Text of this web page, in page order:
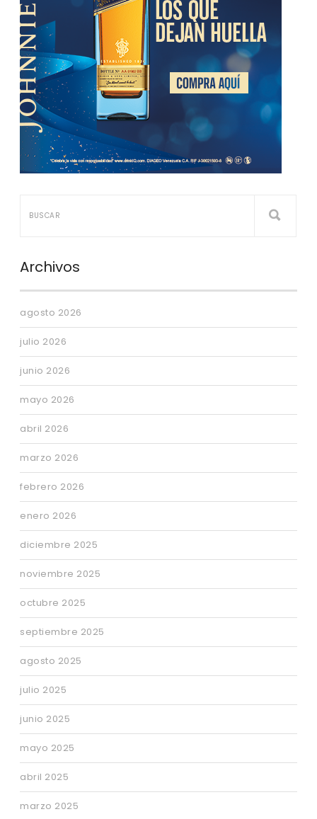
Archivos
agosto 2026
julio 2026
junio 2026
mayo 2026
abril 2026
marzo 2026
febrero 2026
enero 2026
diciembre 2025
noviembre 2025
octubre 2025
septiembre 2025
agosto 2025
julio 2025
junio 2025
mayo 2025
abril 2025
marzo 2025